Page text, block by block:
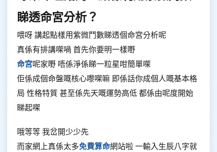
睇透命宮分析？
喂呀 講起點樣用紫微鬥數睇透個命宮分析呢
真係有排講㗎喎 首先你要明一樣嘢
命宮呢家嘢 唔係淨係睇一粒星咁簡單㗎
佢係成個命盤嘅核心嚟㗎嘛 即係話你成個人嘅基本格
局 性格特質 甚至係先天嘅運勢高低 都係由呢度開始
睇起㗎
哦等等 我岔開少少先
而家網上真係太多免費算命網站啦 一輸入生辰八字就